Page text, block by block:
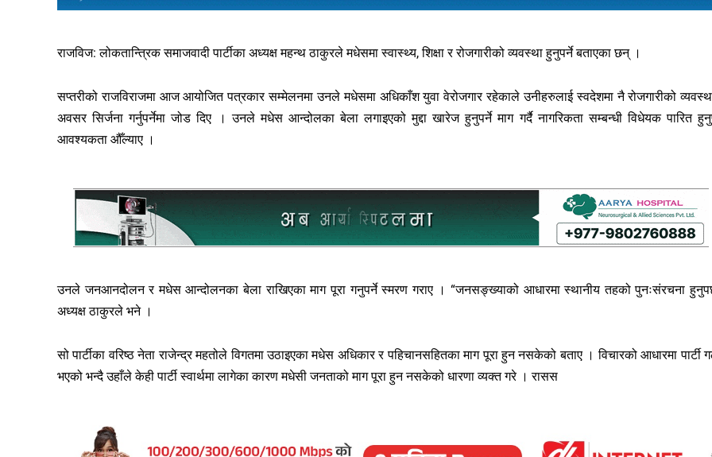
राजविज: लोकतान्त्रिक समाजवादी पार्टीका अध्यक्ष महन्थ ठाकुरले मधेसमा स्वास्थ्य, शिक्षा र रोजगारीको व्यवस्था हुनुपर्ने बताएका छन् ।
सप्तरीको राजविराजमा आज आयोजित पत्रकार सम्मेलनमा उनले मधेसमा अधिकाँश युवा वेरोजगार रहेकाले उनीहरुलाई स्वदेशमा नै रोजगारीको
अवसर सिर्जना गर्नुपर्नेमा जोड दिए । उनले मधेस आन्दोलका बेला लगाइएको मुद्दा खारेज हुनुपर्ने माग गर्दै नागरिकता सम्बन्धी विधेयक पारित
आवश्यकता औँल्याए ।
उनले जनआनदोलन र मधेस आन्दोलनका बेला राखिएका माग पूरा गनुपर्ने स्मरण गराए । “जनसङ्ख्याको आधारमा स्थानीय तहको पुनःसंरचना
अध्यक्ष ठाकुरले भने ।
सो पार्टीका वरिष्ठ नेता राजेन्द्र महतोले विगतमा उठाइएका मधेस अधिकार र पहिचानसहितका माग पूरा हुन नसकेको बताए । विचारको आधारमा पार्टी
भएको भन्दै उहाँले केही पार्टी स्वार्थमा लागेका कारण मधेसी जनताको माग पूरा हुन नसकेको धारणा व्यक्त गरे । रासस